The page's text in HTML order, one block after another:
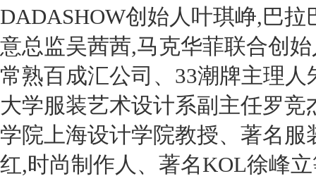
DADASHOW创始人叶琪峥,巴拉
意总监吴茜茜,马克华菲联合创
常熟百成汇公司、 33潮牌主理人
大学服装艺术设计系副主任罗竞
学院上海设计学院教授、著名服
红,时尚制作人、著名KOL徐峰